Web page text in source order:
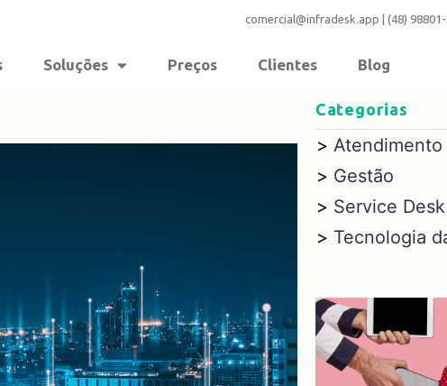
comercial@infradesk.app (48)
Soluções Preços Clientes Blog
Categorias
Gestão
Service Desk
Tecnologia